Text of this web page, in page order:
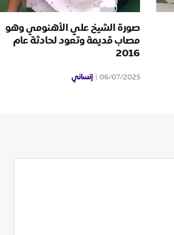
صورة الشيخ علي الأهنومي وهو
مصاب قديمة وتعود لحادثة عام
2016
06/07/2025 إنساني